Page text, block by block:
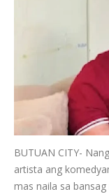
BUTUAN CITY-
artista ang
mas naila sa